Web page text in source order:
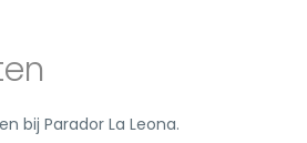
bij Parador La Leona.